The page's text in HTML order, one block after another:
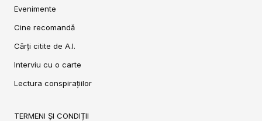
Evenimente
Cine recomandă
Cărți citite de A.I.
Interviu cu o carte
Lectura conspirațiilor
TERMENI ȘI CONDIȚII